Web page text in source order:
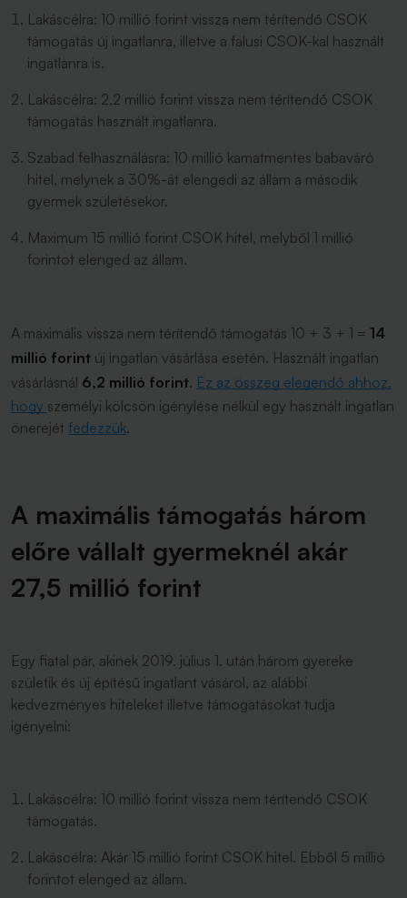
Lakáscélra: 10 millió forint vissza nem térítendő CSOK
támogatás új ingatlanra, illetve a falusi CSOK-kal használt
ingatlanra is.
Lakáscélra: 2,2 millió forint vissza nem térítendő CSOK
támogatás használt ingatlanra.
Szabad felhasználásra: 10 millió kamatmentes babaváró
hitel, melynek a 30%-át elengedi az állam a második
gyermek születésekor.
Maximum 15 millió forint CSOK hitel, melyből 1 millió
forintot elenged az állam.
A maximális vissza nem térítendő támogatás 10 + 3 + 1 = 14
millió forint új ingatlan vásárlása esetén. Használt ingatlan
vásárlásnál 6,2 millió forint. Ez az összeg elegendő ahhoz,
hogy személyi kölcsön igénylése nélkül egy használt ingatlan
önerejét fedezzük.
A maximális támogatás három
előre vállalt gyermeknél akár
27,5 millió forint
Egy fiatal pár, akinek 2019. július 1. után három gyereke
születik és új építésű ingatlant vásárol, az alábbi
kedvezményes hiteleket illetve támogatásokat tudja
igényelni:
Lakáscélra: 10 millió forint vissza nem térítendő CSOK
támogatás.
Lakáscélra: Akár 15 millió forint CSOK hitel. Ebből 5 millió
forintot elenged az állam.